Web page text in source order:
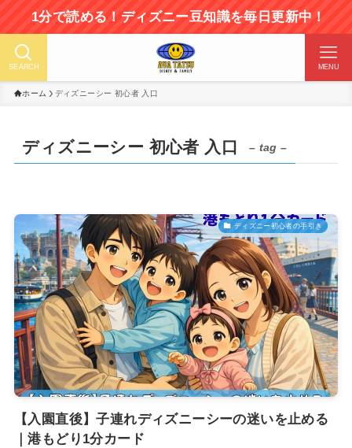
1分で読める！ディズニー豆知識を毎日更新中！
SEARCH MENU
ホーム ディズニーシー 初心者 入口
ディズニーシー 初心者 入口 – tag –
ディズニー初心者の手引き
【入園直後】子連れディズニーシーの迷いを止める
｜港もどり1分カード